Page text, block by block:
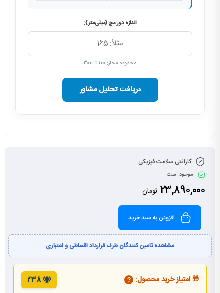
اندازه دور مچ (میلی‌متر):
محدوده مجاز: ۱۰۰ تا ۳۰۰
دریافت تحلیل مشاور
گارانتی سلامت فیزیکی
موجود است
23,890,000 تومان
افزودن به سبد خرید
مشاهده تامین کنندگان طرف قرارداد اقساطی و اعتباری
🎁 امتیاز خرید محصول: ?
238